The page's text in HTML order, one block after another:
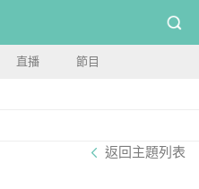
直播 節目
返回主題列表